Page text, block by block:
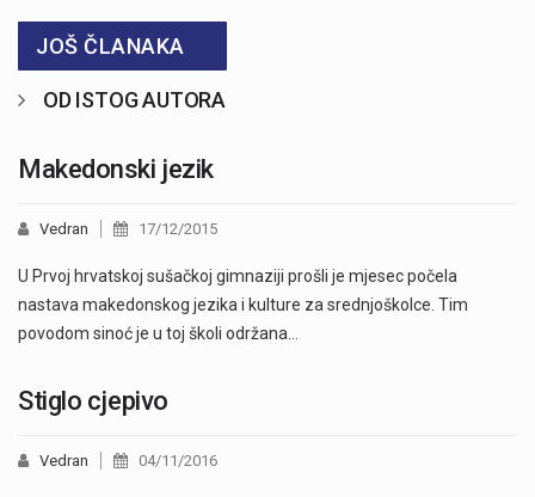
JOŠ ČLANAKA
OD ISTOG AUTORA
Makedonski jezik
Vedran 17/12/2015
U Prvoj hrvatskoj sušačkoj gimnaziji prošli je mjesec počela
nastava makedonskog jezika i kulture za srednjoškolce. Tim
povodom sinoć je u toj školi održana…
Stiglo cjepivo
Vedran 04/11/2016